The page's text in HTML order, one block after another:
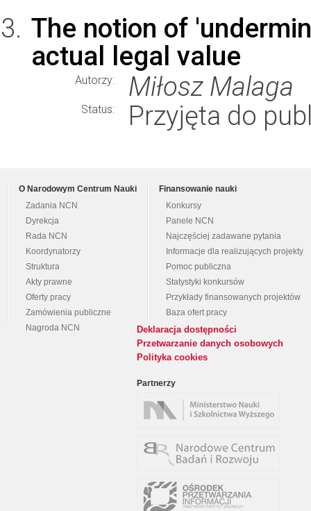
The notion of
actual legal value
Autorzy: Miłosz Malaga
Status: Przyjęta do
O Narodowym Centrum Nauki
Zadania NCN
Dyrekcja
Rada NCN
Koordynatorzy
Struktura
Akty prawne
Oferty pracy
Zamówienia publiczne
Nagroda NCN
Finansowanie nauki
Konkursy
Panele NCN
Najczęściej zadawane pytania
Informacje dla realizujących projekty
Pomoc publiczna
Statystyki konkursów
Przykłady finansowanych projektów
Baza ofert pracy
Deklaracja dostępności
Przetwarzanie danych osobowych
Polityka cookies
Partnerzy